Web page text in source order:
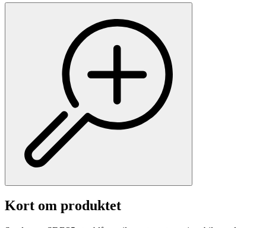
Kort om produktet